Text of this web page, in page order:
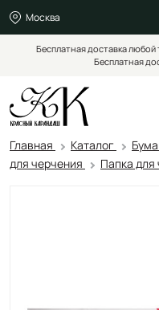
Москва
Бесплатная доставка
Бесплатная
Главная Каталог
для черчения
Папка для